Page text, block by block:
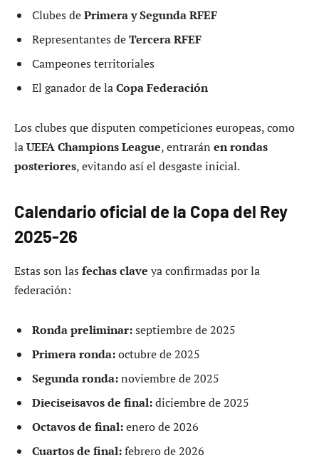
Clubes dePrimera y Segunda RFEF
Representantes deTercera RFEF
Campeones territoriales
El ganador de laCopa Federación
Los clubes que disputen competiciones europeas, como
laUEFA Champions League, entrarán en rondas
posteriores, evitando así el desgaste inicial.
Calendario oficial de la Copa del Rey
2025-26
Estas son las fechas clave ya confirmadas por la
federación:
Ronda preliminar:septiembre de 2025
Primera ronda:octubre de 2025
Segunda ronda:noviembre de 2025
Dieciseisavos de final:diciembre de 2025
Octavos de final:enero de 2026
Cuartos de final:febrero de 2026